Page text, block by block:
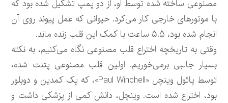
مصنوعی ساخته شده توسط او، از دو پمپ تشکیل شده بود که
با موتورهای خارجی کار می‌کرد. حیوانی که عمل پیوند روی آن
انجام شده بود، ۵.۵ ساعت با کمک این قلب زنده ماند.
وقتی به تاریخچه اختراع قلب مصنوعی نگاه می‌کنیم، به نکته
بسیار جالبی برمی‌خوریم. اولین قلب مصنوعی پتنت شده،
توسط پائول وینچل «Paul Winchell»، که یک کمدین و دوبلور
بود، اختراع شده است. وینچل، دانش کمی از پزشکی داشت و